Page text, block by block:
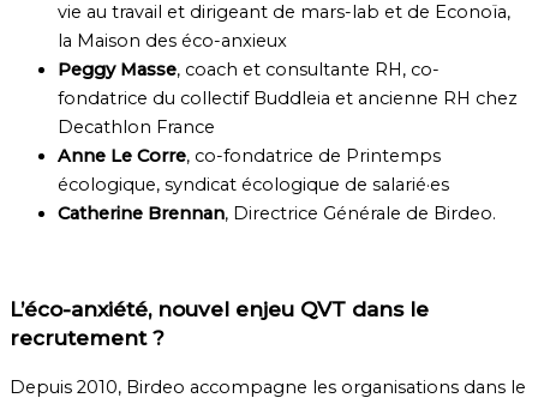
vie au travail et dirigeant de mars-lab et de Econoïa,
la Maison des éco-anxieux
Peggy Masse, coach et consultante RH, co-
fondatrice du collectif Buddleia et ancienne RH chez
Decathlon France
Anne Le Corre, co-fondatrice de Printemps
écologique, syndicat écologique de salarié·es
Catherine Brennan, Directrice Générale de Birdeo.
L’éco-anxiété, nouvel enjeu QVT dans le
recrutement ?
Depuis 2010, Birdeo accompagne les organisations dans le